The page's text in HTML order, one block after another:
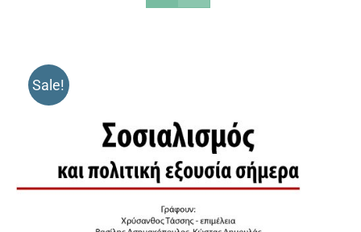
Sale!